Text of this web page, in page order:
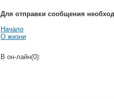
Для отправки сообщения
Начало
О жизни
В он-лайн(0):